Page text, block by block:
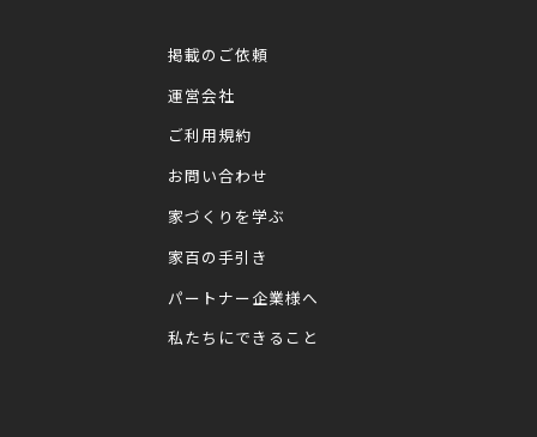
掲載のご依頼
運営会社
ご利用規約
お問い合わせ
家づくりを学ぶ
家百の手引き
パートナー企業様へ
私たちにできること